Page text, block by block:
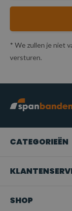
* We zullen je niet
versturen.
CATEGORIEËN
SHOP